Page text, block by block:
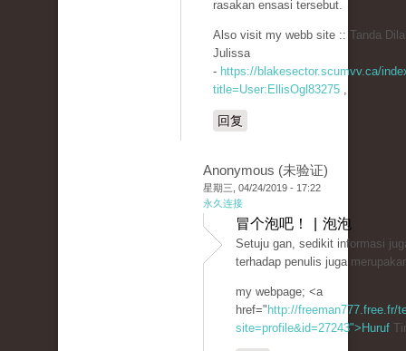
rasakan ensasi tersebut.
Also visit my webb site :: Tanda
Julissa
- https://blakesector.scumvv.ca/
title=User:EllisOgl83275 ,
回复
Anonymous (未验证)
星期三, 04/24/2019 - 17:22
永久连接
冒个泡吧！ | 泡泡
Setuju gan, sedikit informasi
terhadap penulis juga
my webpage; <a
href=" http://freeman777.free.fr/
site=profile&id=27243">Huruf